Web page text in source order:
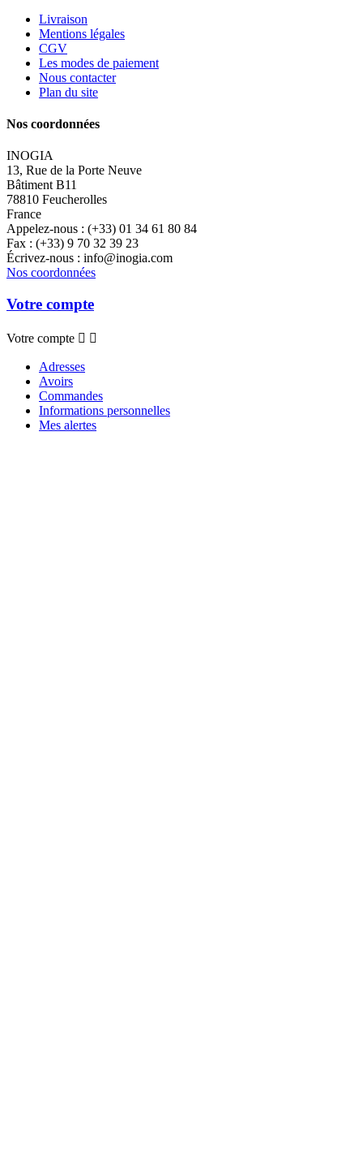
Livraison
Mentions légales
CGV
Les modes de paiement
Nous contacter
Plan du site
Nos coordonnées
INOGIA
13, Rue de la Porte Neuve
Bâtiment B11
78810 Feucherolles
France
Appelez-nous : (+33) 01 34 61 80 84
Fax : (+33) 9 70 32 39 23
Écrivez-nous : info@inogia.com
Nos coordonnées
Votre compte
Votre compte  
Adresses
Avoirs
Commandes
Informations personnelles
Mes alertes